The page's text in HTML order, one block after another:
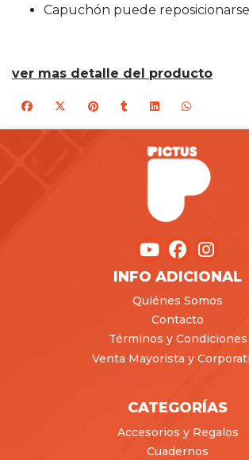
Capuchón puede reposicionarse
ver mas detalle del producto
INFO ADICIONAL
Quiénes Somos
Contacto
Términos y Condiciones
Venta Mayorista y
CATEGORÍAS
Accesorios y Regalos
Cuadernos